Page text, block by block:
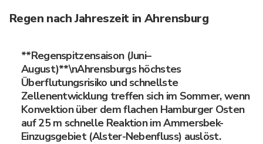
Regen nach Jahreszeit in Ahrensburg
**Regenspitzensaison (Juni–
August)**\nAhrensburgs höchstes
Überflutungsrisiko und schnellste
Zellenentwicklung treffen sich im Sommer, wenn
Konvektion über dem flachen Hamburger Osten
auf 25 m schnelle Reaktion im Ammersbek-
Einzugsgebiet (Alster-Nebenfluss) auslöst.